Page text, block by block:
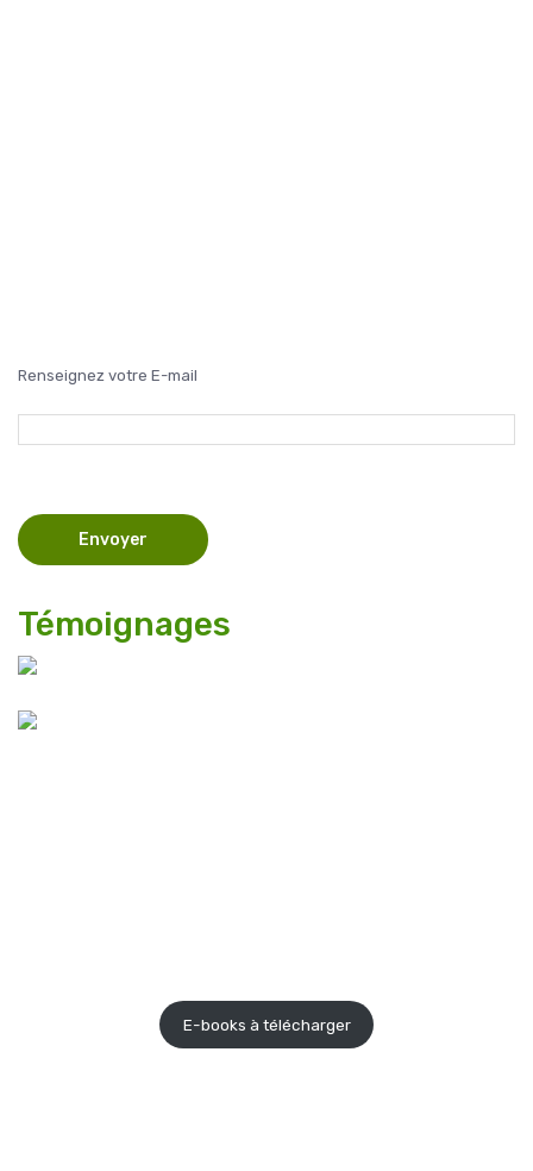
Renseignez votre E-mail
Témoignages
E-books à télécharger